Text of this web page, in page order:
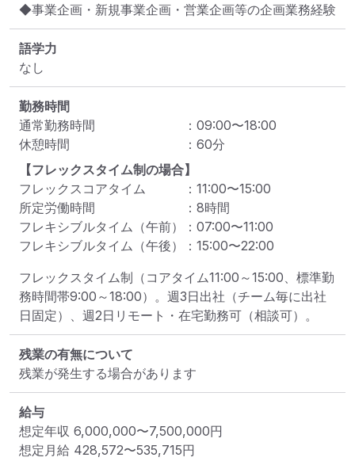
◆事業企画・新規事業企画・営業企画等の企画業務経験
語学力
なし
勤務時間
通常勤務時間
： 09:00〜18:00
休憩時間
： 60分
【フレックスタイム制の場合】
フレックスコアタイム
： 11:00〜15:00
所定労働時間
： 8時間
フレキシブルタイム（午前）
： 07:00〜11:00
フレキシブルタイム（午後）
： 15:00〜22:00
フレックスタイム制（コアタイム11:00～15:00、標準勤
務時間帯9:00～18:00）。週3日出社（チーム毎に出社
日固定）、週2日リモート・在宅勤務可（相談可）。
残業の有無について
残業が発生する場合があります
給与
想定年収 6,000,000〜7,500,000円
想定月給 428,572〜535,715円